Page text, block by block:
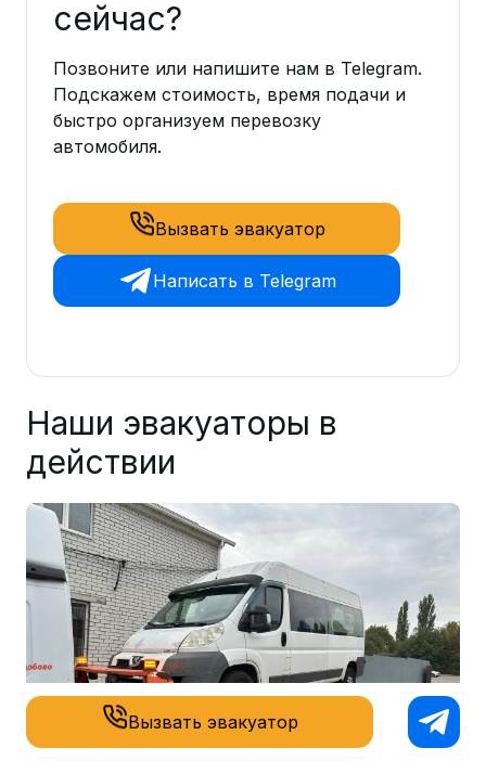
Вызвать эвакуатор
сейчас?
Позвоните или напишите нам в Telegram.
Подскажем стоимость, время подачи и
быстро организуем перевозку
автомобиля.
Вызвать эвакуатор
Написать в Telegram
Наши эвакуаторы в
действии